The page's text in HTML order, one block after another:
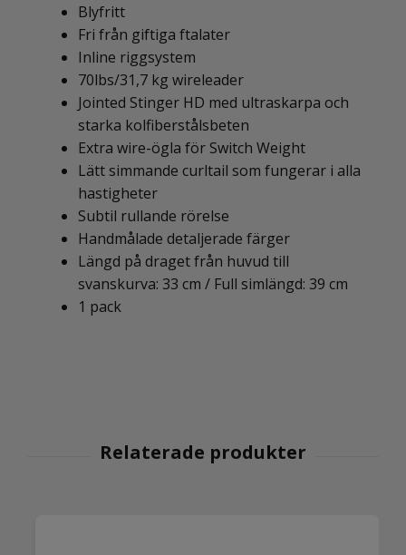
Blyfritt
Fri från giftiga ftalater
Inline riggsystem
70lbs/31,7 kg wireleader
Jointed Stinger HD med ultraskarpa och
starka kolfiberstålsbeten
Extra wire-ögla för Switch Weight
Lätt simmande curltail som fungerar i alla
hastigheter
Subtil rullande rörelse
Handmålade detaljerade färger
Längd på draget från huvud till
svanskurva: 33 cm / Full simlängd: 39 cm
1 pack